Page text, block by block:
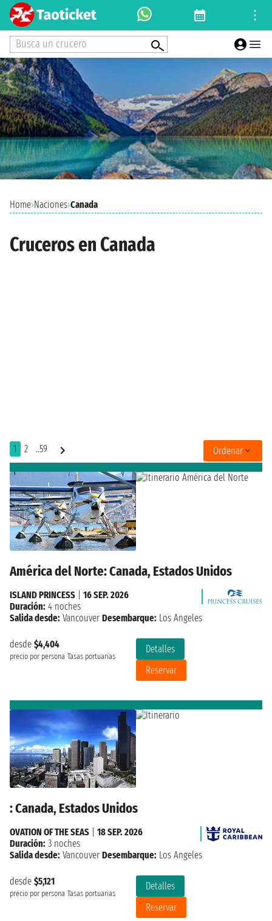
Busca un crucero
Home›Naciones›Canada
Cruceros en Canada
1 2 ..59 Ordenar
América del Norte: Canada, Estados Unidos
desde $4,404
precio por persona Tasas portuarias
Detalles
Reservar
ISLAND PRINCESS
16 SEP. 2026
Duración: 4 noches
Salida desde: Vancouver Desembarque: Los Angeles
: Canada, Estados Unidos
desde $5,121
precio por persona Tasas portuarias
Detalles
Reservar
OVATION OF THE SEAS
18 SEP. 2026
Duración: 3 noches
Salida desde: Vancouver Desembarque: Los Angeles